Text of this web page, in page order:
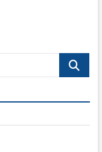
Cerca